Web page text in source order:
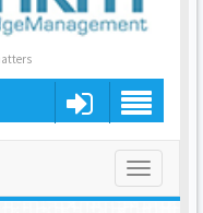
Toggle